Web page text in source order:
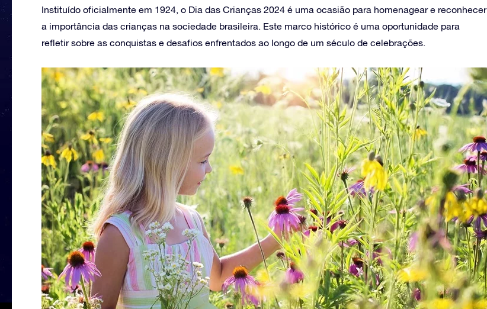
Instituído oficialmente em 1924, o Dia das Crianças 2024 é uma ocasião para homenagear e reconhecer
a importância das crianças na sociedade brasileira. Este marco histórico é uma oportunidade para
refletir sobre as conquistas e desafios enfrentados ao longo de um século de celebrações.